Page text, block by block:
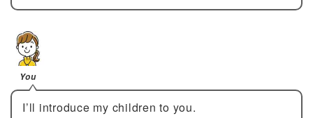
You
I’ll introduce my children to you.